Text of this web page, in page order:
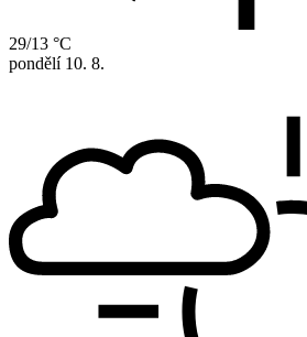
29/13 °C
pondělí 10. 8.